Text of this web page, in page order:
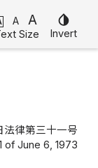
A A
Size
invert_colors
Invert
法律第三十一号
of June 6, 1973